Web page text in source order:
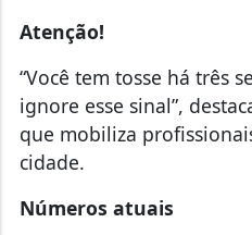
Atenção!
“Você tem tosse há três
ignore esse sinal”,
que mobiliza
cidade.
Números atuais